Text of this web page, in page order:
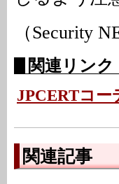
（Security
関連リンク
JPCERTコ
関連記事